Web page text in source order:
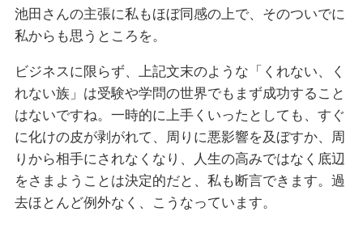
池田さんの主張に私もほぼ同感の上で、そのついでに
私からも思うところを。
ビジネスに限らず、上記文末のような「くれない、く
れない族」は受験や学問の世界でもまず成功すること
はないですね。一時的に上手くいったとしても、すぐ
に化けの皮が剥がれて、周りに悪影響を及ぼすか、周
りから相手にされなくなり、人生の高みではなく底辺
をさまようことは決定的だと、私も断言できます。過
去ほとんど例外なく、こうなっています。